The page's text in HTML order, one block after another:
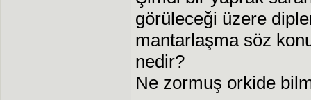
görüleceği üzere
mantarlaşma söz
nedir?
Ne zormuş orkide